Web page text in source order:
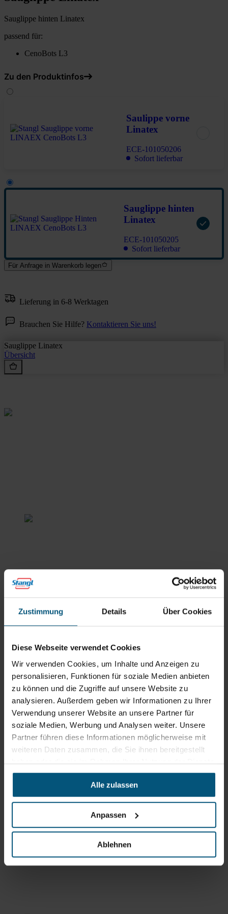
Zustimmung Details Über Cookies
Diese Webseite verwendet Cookies
Wir verwenden Cookies, um Inhalte und Anzeigen zu
personalisieren, Funktionen für soziale Medien anbieten
zu können und die Zugriffe auf unsere Website zu
analysieren. Außerdem geben wir Informationen zu Ihrer
Verwendung unserer Website an unsere Partner für
soziale Medien, Werbung und Analysen weiter. Unsere
Partner führen diese Informationen möglicherweise mit
weiteren Daten zusammen, die Sie ihnen bereitgestellt
haben oder die sie im Rahmen Ihrer Nutzung der Dienste
gesammelt haben.
Alle zulassen
Anpassen
Ablehnen
Sauglippe hinten Linatex
passend für:
CenoBots L3
Zu den Produktinfos
Saulippe vorne
Linatex
ECE-101050206
Sofort lieferbar
Sauglippe hinten
Linatex
ECE-101050205
Sofort lieferbar
Für Anfrage in Warenkorb legen
Lieferung in 6-8 Werktagen
Brauchen Sie Hilfe? Kontaktieren Sie uns!
Sauglippe Linatex
Übersicht
5204 Straßwalchen
+43 6215 89 00
office@stangl.at
Zum
(Öffnet
in
Tab)
Öffnungszeiten
Mo - Do: 07:30 - 12:00
Uhr
sowie 12:30 -16:30 Uhr
Fr: 07:30 - 12:00 Uhr
Stangl Niederlassung Ost
Werkstraße 8
2522 Oberwaltersdorf
+43 2253 61730
Zum
(Öffnet
in
neuem
Tab)